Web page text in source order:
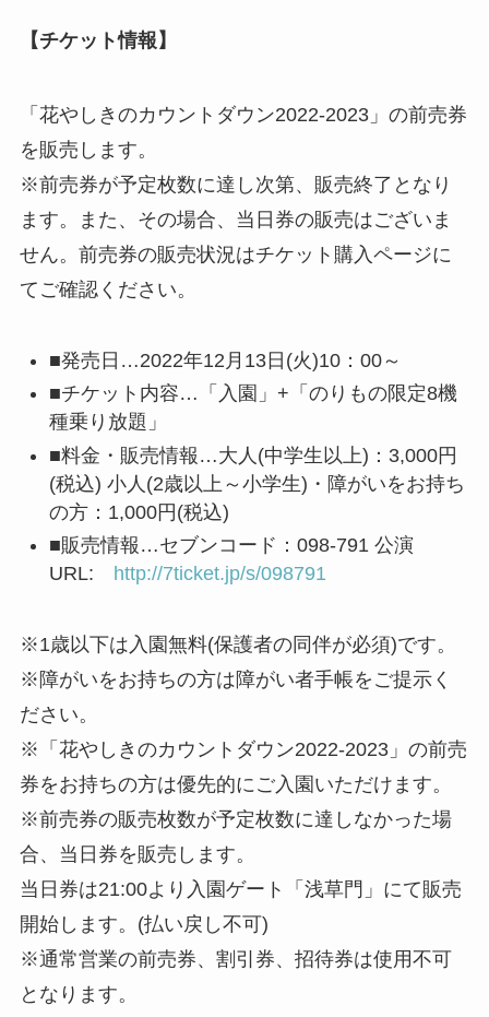
【チケット情報】
「花やしきのカウントダウン2022-2023」の前売券
を販売します。
※前売券が予定枚数に達し次第、販売終了となり
ます。また、その場合、当日券の販売はございま
せん。前売券の販売状況はチケット購入ページに
てご確認ください。
■発売日…2022年12月13日(火)10：00～
■チケット内容…「入園」+「のりもの限定8機
種乗り放題」
■料金・販売情報…大人(中学生以上)：3,000円
(税込) 小人(2歳以上～小学生)・障がいをお持ち
の方：1,000円(税込)
■販売情報…セブンコード：098-791 公演
URL:
http://7ticket.jp/s/098791
※1歳以下は入園無料(保護者の同伴が必須)です。
※障がいをお持ちの方は障がい者手帳をご提示く
ださい。
※「花やしきのカウントダウン2022-2023」の前売
券をお持ちの方は優先的にご入園いただけます。
※前売券の販売枚数が予定枚数に達しなかった場
合、当日券を販売します。
当日券は21:00より入園ゲート「浅草門」にて販売
開始します。(払い戻し不可)
※通常営業の前売券、割引券、招待券は使用不可
となります。